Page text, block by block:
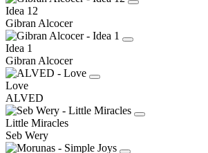
Idea 12
Gibran Alcocer
Idea 1
Gibran Alcocer
Love
ALVED
Little Miracles
Seb Wery